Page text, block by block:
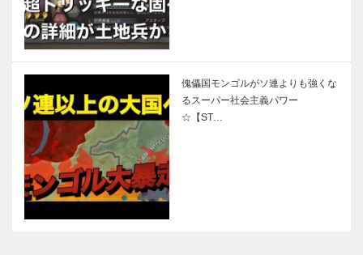
傀儡国モンゴルがソ連よりも強くな
るスーパー社会主義パワー
☆【ST…